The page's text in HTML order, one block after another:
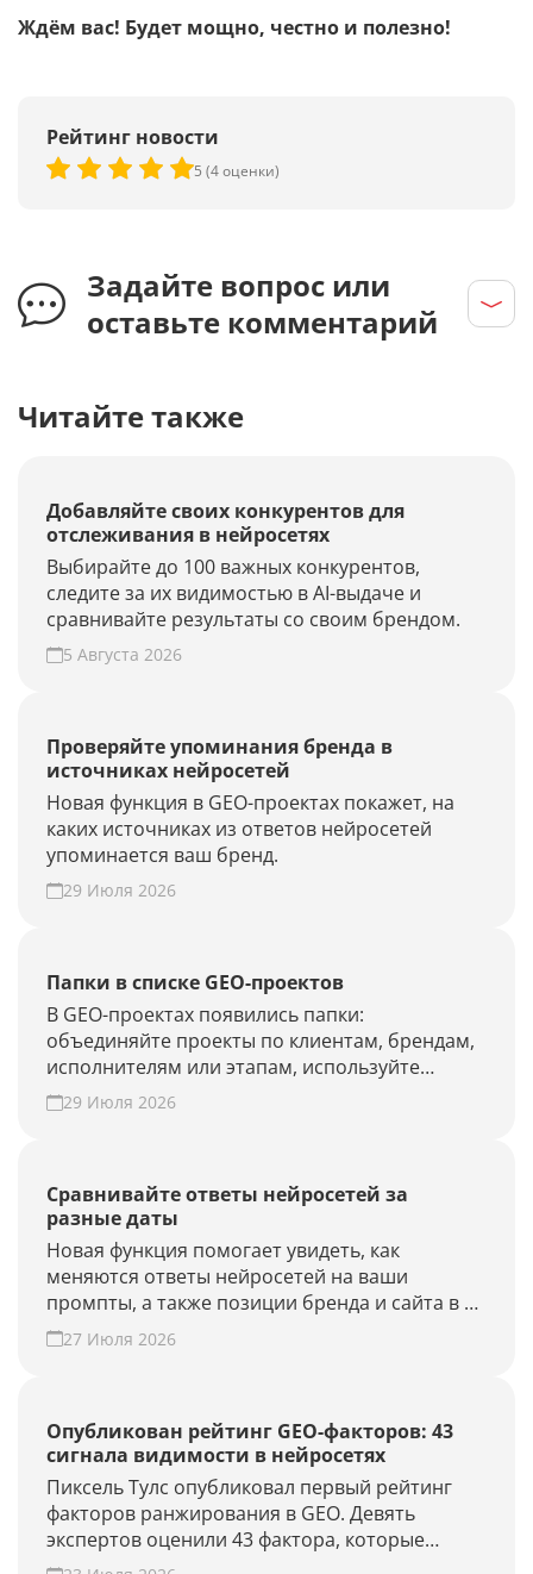
Ждём вас! Будет мощно, честно и полезно!
Рейтинг новости
5 (4 оценки)
Задайте вопрос или
оставьте комментарий
Читайте также
Добавляйте своих конкурентов для
отслеживания в нейросетях
Выбирайте до 100 важных конкурентов,
следите за их видимостью в AI-выдаче и
сравнивайте результаты со своим брендом.
5 Августа 2026
Проверяйте упоминания бренда в
источниках нейросетей
Новая функция в GEO-проектах покажет, на
каких источниках из ответов нейросетей
упоминается ваш бренд.
29 Июля 2026
Папки в списке GEO-проектов
В GEO-проектах появились папки:
объединяйте проекты по клиентам, брендам,
исполнителям или этапам, используйте
фильтры и быстрее находите нужные.
Наведите порядок в списке проектов.
29 Июля 2026
Сравнивайте ответы нейросетей за
разные даты
Новая функция помогает увидеть, как
меняются ответы нейросетей на ваши
промпты, а также позиции бренда и сайта в AI-
выдаче.
27 Июля 2026
Опубликован рейтинг GEO-факторов: 43
сигнала видимости в нейросетях
Пиксель Тулс опубликовал первый рейтинг
факторов ранжирования в GEO. Девять
экспертов оценили 43 фактора, которые
влияют на видимость бренда в AI-ответах.